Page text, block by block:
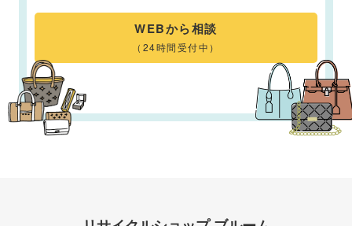
WEBから相談
（24時間受付中）